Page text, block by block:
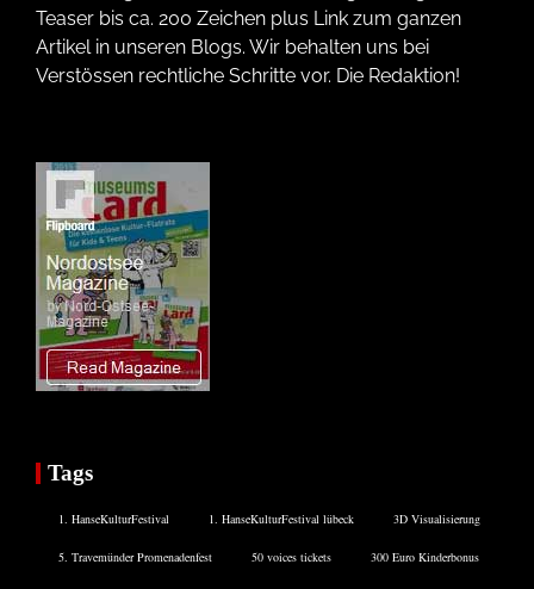
Teaser bis ca. 200 Zeichen plus Link zum ganzen
Artikel in unseren Blogs. Wir behalten uns bei
Verstössen rechtliche Schritte vor. Die Redaktion!
Tags
1. HanseKulturFestival 1. HanseKulturFestival lübeck 3D Visualisierung
5. Travemünder Promenadenfest 50 voices tickets 300 Euro Kinderbonus